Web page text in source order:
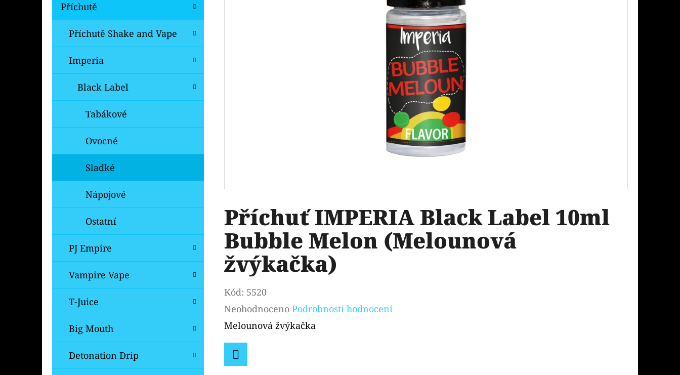
N
Příchutě
Příchutě Shake and Vape
Imperia
Black Label
Tabákové
Ovocné
Sladké
Nápojové
Ostatní
PJ Empire
Vampire Vape
T-Juice
Big Mouth
Detonation Drip
Příchuť IMPERIA Black Label 10ml
Bubble Melon (Melounová
žvýkačka)
Kód: 5520
Průměrné
hodnocení
produktu
Neohodnoceno Podrobnosti hodnocení
Melounová žvýkačka
OXVA XLIM V3 TOP FILL NÁHRADNÍ
99 Kč
Původně:
ELF BAR ELFA PODS CARTRIDGE
2PACK KIWI PASSION FRUIT GUAVA
239 Kč